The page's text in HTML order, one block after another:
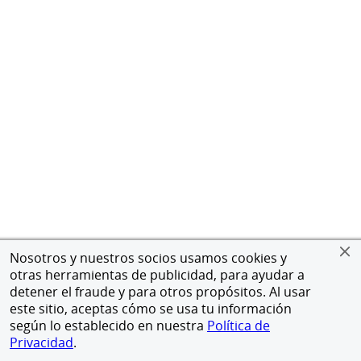
Nosotros y nuestros socios usamos cookies y
otras herramientas de publicidad, para ayudar a
detener el fraude y para otros propósitos. Al usar
este sitio, aceptas cómo se usa tu información
según lo establecido en nuestra Política de
Privacidad.